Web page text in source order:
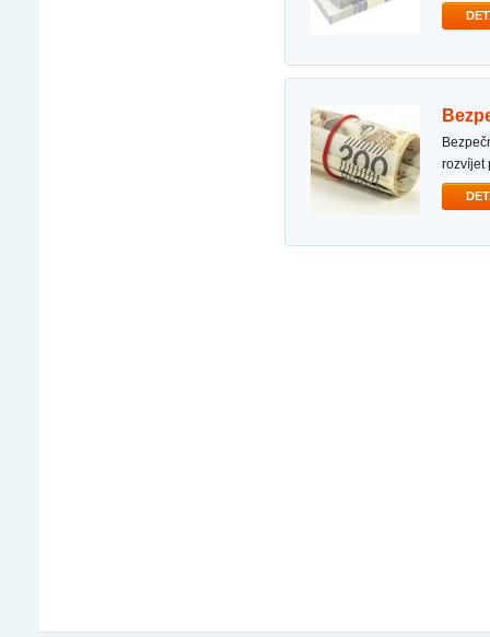
bezpečné a rychlé půjčky hledáte finanční pomoc pro: - zaplaťte dluh nebo fakturu - vytvořit nebo
rozvíjet